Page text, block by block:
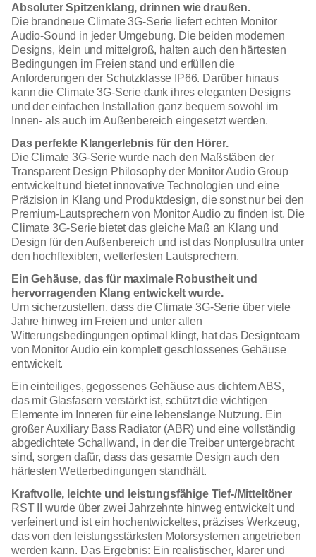
Absoluter Spitzenklang, drinnen wie draußen.
Die brandneue Climate 3G-Serie liefert echten Monitor
Audio-Sound in jeder Umgebung. Die beiden modernen
Designs, klein und mittelgroß, halten auch den härtesten
Bedingungen im Freien stand und erfüllen die
Anforderungen der Schutzklasse IP66. Darüber hinaus
kann die Climate 3G-Serie dank ihres eleganten Designs
und der einfachen Installation ganz bequem sowohl im
Innen- als auch im Außenbereich eingesetzt werden.
Das perfekte Klangerlebnis für den Hörer.
Die Climate 3G-Serie wurde nach den Maßstäben der
Transparent Design Philosophy der Monitor Audio Group
entwickelt und bietet innovative Technologien und eine
Präzision in Klang und Produktdesign, die sonst nur bei den
Premium-Lautsprechern von Monitor Audio zu finden ist. Die
Climate 3G-Serie bietet das gleiche Maß an Klang und
Design für den Außenbereich und ist das Nonplusultra unter
den hochflexiblen, wetterfesten Lautsprechern.
Ein Gehäuse, das für maximale Robustheit und
hervorragenden Klang entwickelt wurde.
Um sicherzustellen, dass die Climate 3G-Serie über viele
Jahre hinweg im Freien und unter allen
Witterungsbedingungen optimal klingt, hat das Designteam
von Monitor Audio ein komplett geschlossenes Gehäuse
entwickelt.
Ein einteiliges, gegossenes Gehäuse aus dichtem ABS,
das mit Glasfasern verstärkt ist, schützt die wichtigen
Elemente im Inneren für eine lebenslange Nutzung. Ein
großer Auxiliary Bass Radiator (ABR) und eine vollständig
abgedichtete Schallwand, in der die Treiber untergebracht
sind, sorgen dafür, dass das gesamte Design auch den
härtesten Wetterbedingungen standhält.
Kraftvolle, leichte und leistungsfähige Tief-/Mitteltöner
RST II wurde über zwei Jahrzehnte hinweg entwickelt und
verfeinert und ist ein hochentwickeltes, präzises Werkzeug,
das von den leistungsstärksten Motorsystemen angetrieben
werden kann. Das Ergebnis: Ein realistischer, klarer und